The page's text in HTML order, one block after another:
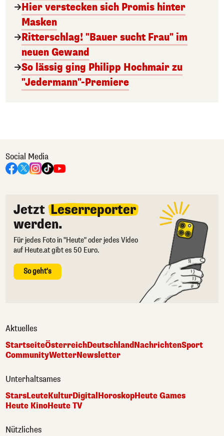
Hier verstecken sich Promis hinter
Masken
Ritterschlag! "Bauer sucht Frau" im
neuen Gewand
So lässig ging Philipp Hochmair zu
"Jedermann"-Premiere
Social Media
Jetzt Leserreporter
werden.
Für jedes Foto in "Heute" oder jedes Video
auf Heute.at gibt es 50 Euro.
So geht's
Aktuelles
StartseiteÖsterreichDeutschlandNachrichtenSport
CommunityWetterNewsletter
Unterhaltsames
StarsLeuteKulturDigitalHoroskopHeute Games
Heute KinoHeute TV
Nützliches